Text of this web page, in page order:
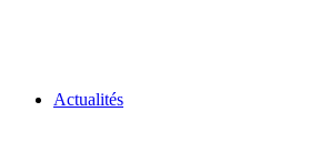
Actualités